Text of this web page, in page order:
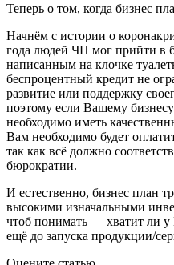
Теперь о том, когда бизнес
Начнём с истории о
года людей ЧП мог прийти в
написанным на клочке
беспроцентный кредит не
развитие или поддержку
поэтому если Вашему
необходимо иметь
Вам необходимо будет
так как всё должно
бюрократии.
И естественно, бизнес план
высокими изначальными
чтоб понимать — хватит ли у
ещё до запуска продукции/